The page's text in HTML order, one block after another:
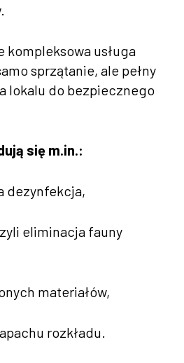
kompleksowa usługa
sprzątanie, ale pełny
lokalu do bezpiecznego
się m.in.:
dezynfekcja,
eliminacja fauny
materiałów,
rozkładu.